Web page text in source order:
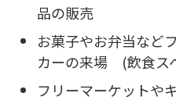
品の販売
お菓子やお弁当など
カーの来場 (飲食ス
フリーマーケットや